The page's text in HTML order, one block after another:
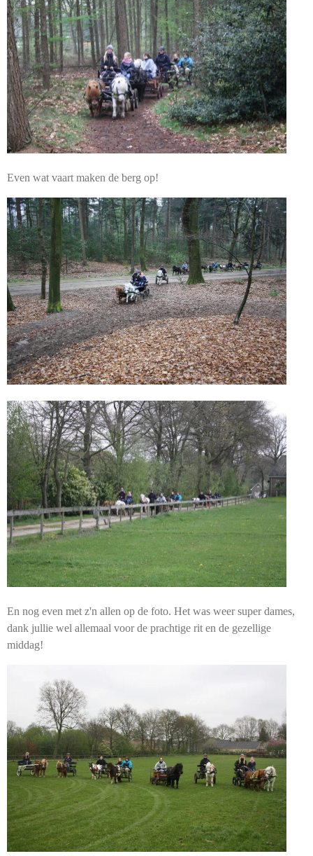
Even wat vaart maken de berg op!
En nog even met z'n allen op de foto. Het was weer super dames,
dank jullie wel allemaal voor de prachtige rit en de gezellige
middag!